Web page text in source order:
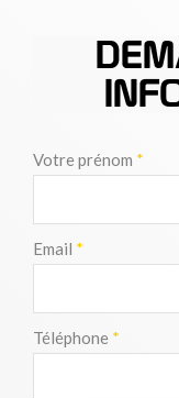
Votre prénom *
Email *
Téléphone *